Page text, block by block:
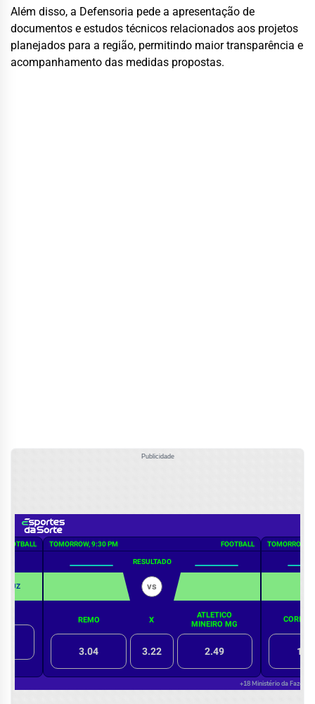
Além disso, a Defensoria pede a apresentação de
documentos e estudos técnicos relacionados aos projetos
planejados para a região, permitindo maior transparência e
acompanhamento das medidas propostas.
Publicidade